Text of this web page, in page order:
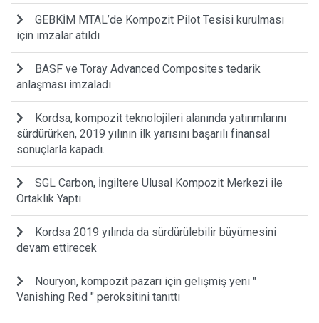
GEBKİM MTAL’de Kompozit Pilot Tesisi kurulması
için imzalar atıldı
BASF ve Toray Advanced Composites tedarik
anlaşması imzaladı
Kordsa, kompozit teknolojileri alanında yatırımlarını
sürdürürken, 2019 yılının ilk yarısını başarılı finansal
sonuçlarla kapadı.
SGL Carbon, İngiltere Ulusal Kompozit Merkezi ile
Ortaklık Yaptı
Kordsa 2019 yılında da sürdürülebilir büyümesini
devam ettirecek
Nouryon, kompozit pazarı için gelişmiş yeni "
Vanishing Red " peroksitini tanıttı